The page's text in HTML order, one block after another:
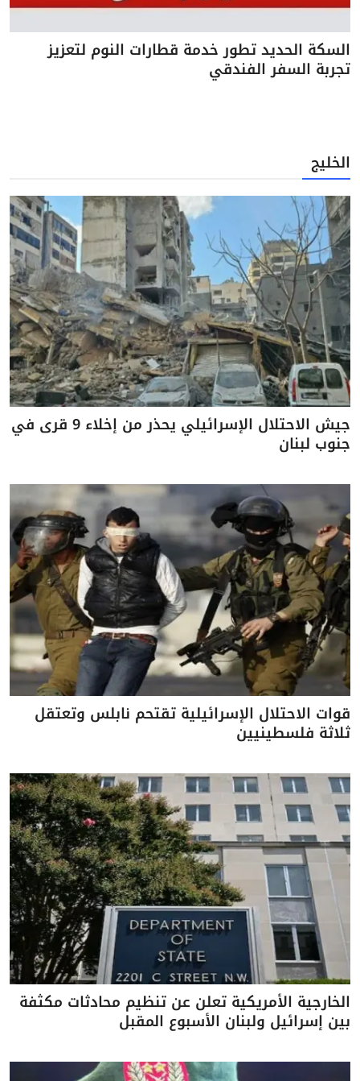
السكة الحديد تطور خدمة قطارات النوم لتعزيز
تجربة السفر الفندقي
الخليج
جيش الاحتلال الإسرائيلي يحذر من إخلاء 9 قرى في
جنوب لبنان
قوات الاحتلال الإسرائيلية تقتحم نابلس وتعتقل
ثلاثة فلسطينيين
الخارجية الأمريكية تعلن عن تنظيم محادثات مكثفة
بين إسرائيل ولبنان الأسبوع المقبل